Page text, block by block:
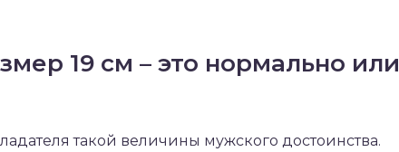
19 см – это нормально или
такой величины мужского достоинства.